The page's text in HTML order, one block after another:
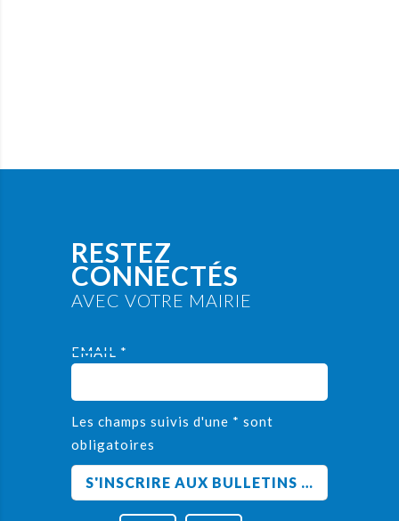
RESTEZ
CONNECTÉS
AVEC VOTRE MAIRIE
EMAIL *
Les champs suivis d'une * sont
obligatoires